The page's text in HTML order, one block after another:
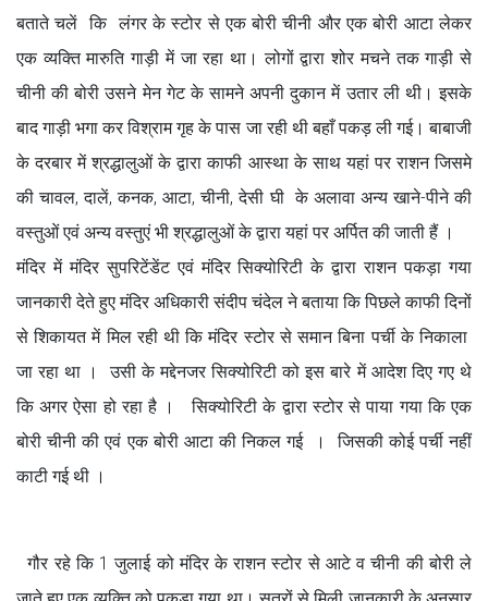
बताते चलें कि लंगर के स्टोर से एक बोरी चीनी और एक बोरी आटा लेकर
एक व्यक्ति मारुति गाड़ी में जा रहा था। लोगों द्वारा शोर मचने तक गाड़ी से
चीनी की बोरी उसने मेन गेट के सामने अपनी दुकान में उतार ली थी। इसके
बाद गाड़ी भगा कर विश्राम गृह के पास जा रही थी बहाँ पकड़ ली गई। बाबाजी
के दरबार में श्रद्धालुओं के द्वारा काफी आस्था के साथ यहां पर राशन जिसमे
की चावल, दालें, कनक, आटा, चीनी, देसी घी के अलावा अन्य खाने-पीने की
वस्तुओं एवं अन्य वस्तुएं भी श्रद्धालुओं के द्वारा यहां पर अर्पित की जाती हैं ।
मंदिर में मंदिर सुपरिटेंडेंट एवं मंदिर सिक्योरिटी के द्वारा राशन पकड़ा गया
जानकारी देते हुए मंदिर अधिकारी संदीप चंदेल ने बताया कि पिछले काफी दिनों
से शिकायत में मिल रही थी कि मंदिर स्टोर से समान बिना पर्ची के निकाला
जा रहा था । उसी के मद्देनजर सिक्योरिटी को इस बारे में आदेश दिए गए थे
कि अगर ऐसा हो रहा है । सिक्योरिटी के द्वारा स्टोर से पाया गया कि एक
बोरी चीनी की एवं एक बोरी आटा की निकल गई । जिसकी कोई पर्ची नहीं
काटी गई थी ।
गौर रहे कि 1 जुलाई को मंदिर के राशन स्टोर से आटे व चीनी की बोरी ले